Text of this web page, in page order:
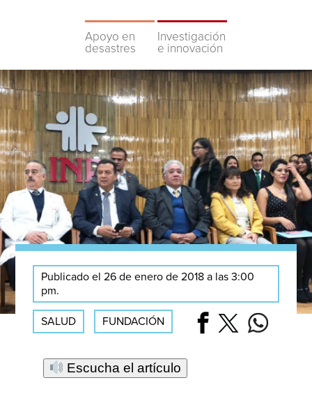
Apoyo en
desastres
Investigación
e innovación
Publicado el 26 de enero de 2018 a las 3:00
pm.
SALUD FUNDACIÓN
Escucha el artículo